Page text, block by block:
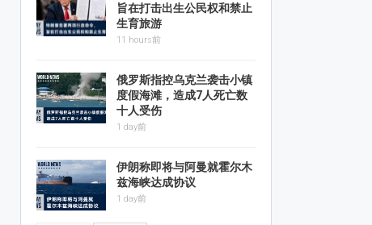
旨在打击出生公民权和禁止
生育旅游
11 hours前
俄罗斯指控乌克兰袭击小镇
度假海滩，造成7人死亡数
十人受伤
1 day前
伊朗称即将与阿曼就霍尔木
兹海峡达成协议
1 day前